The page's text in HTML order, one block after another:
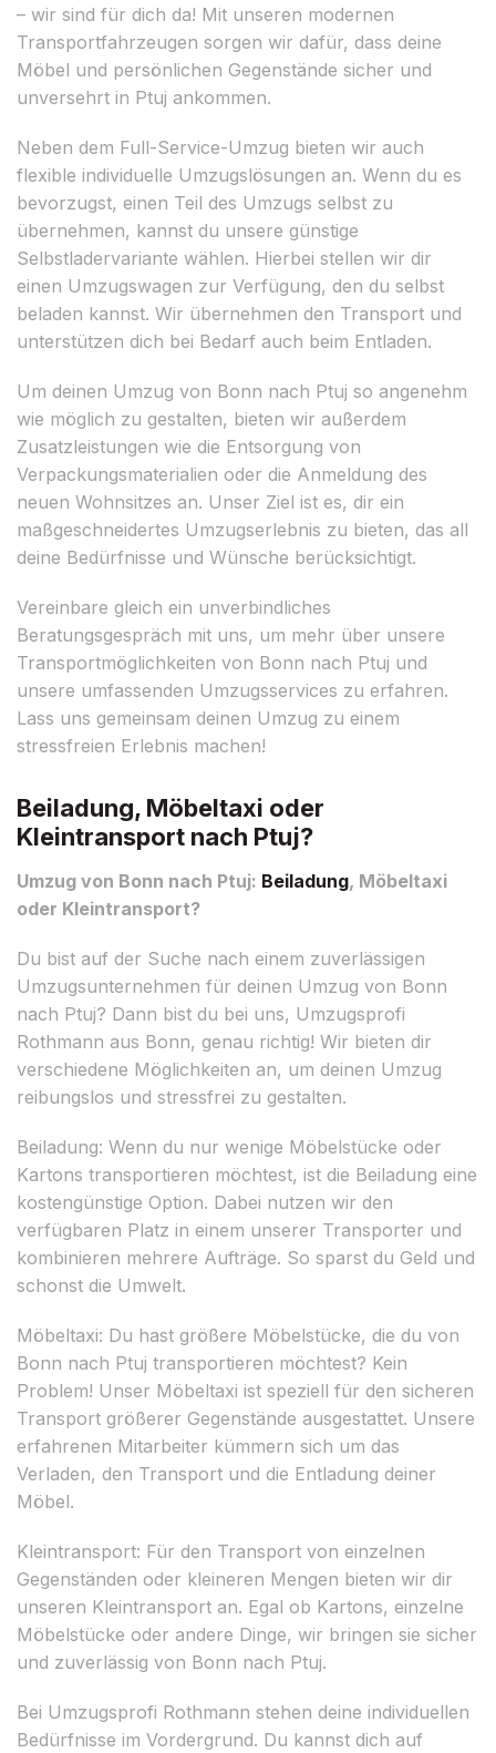
– wir sind für dich da! Mit unseren modernen
Transportfahrzeugen sorgen wir dafür, dass deine
Möbel und persönlichen Gegenstände sicher und
unversehrt in Ptuj ankommen.
Neben dem Full-Service-Umzug bieten wir auch
flexible individuelle Umzugslösungen an. Wenn du es
bevorzugst, einen Teil des Umzugs selbst zu
übernehmen, kannst du unsere günstige
Selbstladervariante wählen. Hierbei stellen wir dir
einen Umzugswagen zur Verfügung, den du selbst
beladen kannst. Wir übernehmen den Transport und
unterstützen dich bei Bedarf auch beim Entladen.
Um deinen Umzug von Bonn nach Ptuj so angenehm
wie möglich zu gestalten, bieten wir außerdem
Zusatzleistungen wie die Entsorgung von
Verpackungsmaterialien oder die Anmeldung des
neuen Wohnsitzes an. Unser Ziel ist es, dir ein
maßgeschneidertes Umzugserlebnis zu bieten, das all
deine Bedürfnisse und Wünsche berücksichtigt.
Vereinbare gleich ein unverbindliches
Beratungsgespräch mit uns, um mehr über unsere
Transportmöglichkeiten von Bonn nach Ptuj und
unsere umfassenden Umzugsservices zu erfahren.
Lass uns gemeinsam deinen Umzug zu einem
stressfreien Erlebnis machen!
Beiladung, Möbeltaxi oder
Kleintransport nach Ptuj?
Umzug von Bonn nach Ptuj: Beiladung, Möbeltaxi
oder Kleintransport?
Du bist auf der Suche nach einem zuverlässigen
Umzugsunternehmen für deinen Umzug von Bonn
nach Ptuj? Dann bist du bei uns, Umzugsprofi
Rothmann aus Bonn, genau richtig! Wir bieten dir
verschiedene Möglichkeiten an, um deinen Umzug
reibungslos und stressfrei zu gestalten.
Beiladung: Wenn du nur wenige Möbelstücke oder
Kartons transportieren möchtest, ist die Beiladung eine
kostengünstige Option. Dabei nutzen wir den
verfügbaren Platz in einem unserer Transporter und
kombinieren mehrere Aufträge. So sparst du Geld und
schonst die Umwelt.
Möbeltaxi: Du hast größere Möbelstücke, die du von
Bonn nach Ptuj transportieren möchtest? Kein
Problem! Unser Möbeltaxi ist speziell für den sicheren
Transport größerer Gegenstände ausgestattet. Unsere
erfahrenen Mitarbeiter kümmern sich um das
Verladen, den Transport und die Entladung deiner
Möbel.
Kleintransport: Für den Transport von einzelnen
Gegenständen oder kleineren Mengen bieten wir dir
unseren Kleintransport an. Egal ob Kartons, einzelne
Möbelstücke oder andere Dinge, wir bringen sie sicher
und zuverlässig von Bonn nach Ptuj.
Bei Umzugsprofi Rothmann stehen deine individuellen
Bedürfnisse im Vordergrund. Du kannst dich auf